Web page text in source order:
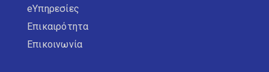
eΥπηρεσίες
Επικαιρότητα
Επικοινωνία